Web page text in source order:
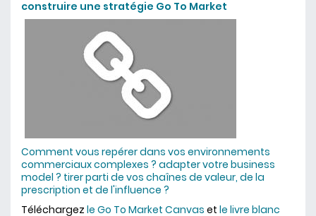
construire une stratégie Go To Market
Comment vous repérer dans vos environnements
commerciaux complexes ? adapter votre business
model ? tirer parti de vos chaînes de valeur, de la
prescription et de l'influence ?
Téléchargez le Go To Market Canvas et le livre blanc